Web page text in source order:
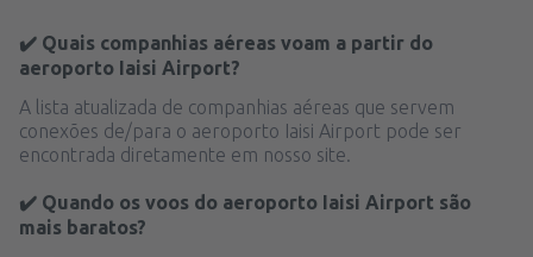
✔️ Quais companhias aéreas voam a partir do
aeroporto Iaisi Airport?
A lista atualizada de companhias aéreas que servem
conexões de/para o aeroporto Iaisi Airport pode ser
encontrada diretamente em nosso site.
✔️ Quando os voos do aeroporto Iaisi Airport são
mais baratos?